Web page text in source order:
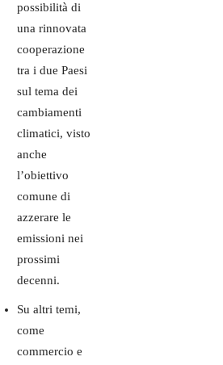
possibilità di
una rinnovata
cooperazione
tra i due Paesi
sul tema dei
cambiamenti
climatici, visto
anche
l’obiettivo
comune di
azzerare le
emissioni nei
prossimi
decenni.
Su altri temi,
come
commercio e